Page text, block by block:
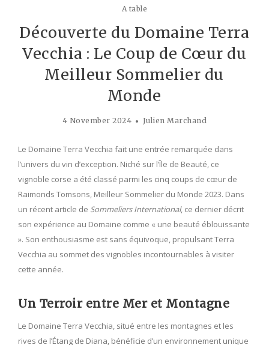
A table
Découverte du Domaine Terra
Vecchia : Le Coup de Cœur du
Meilleur Sommelier du
Monde
4 November 2024 Julien Marchand
Le Domaine Terra Vecchia fait une entrée remarquée dans
l’univers du vin d’exception. Niché sur l’Île de Beauté, ce
vignoble corse a été classé parmi les cinq coups de cœur de
Raimonds Tomsons, Meilleur Sommelier du Monde 2023. Dans
un récent article de Sommeliers International, ce dernier décrit
son expérience au Domaine comme « une beauté éblouissante
». Son enthousiasme est sans équivoque, propulsant Terra
Vecchia au sommet des vignobles incontournables à visiter
cette année.
Un Terroir entre Mer et Montagne
Le Domaine Terra Vecchia, situé entre les montagnes et les
rives de l’Étang de Diana, bénéficie d’un environnement unique